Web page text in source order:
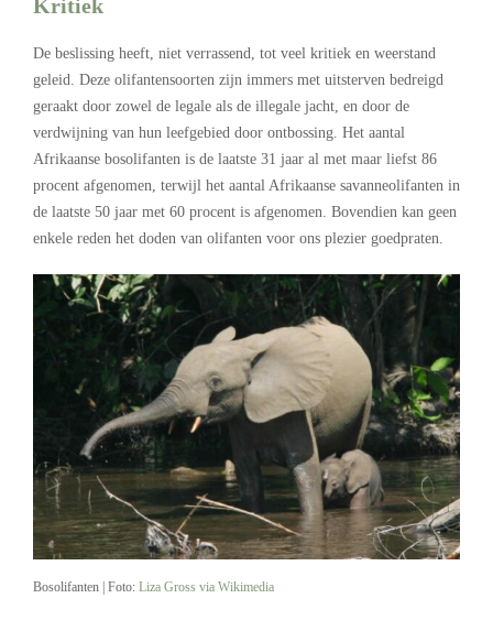
Kritiek
De beslissing heeft, niet verrassend, tot veel kritiek en weerstand
geleid. Deze olifantensoorten zijn immers met uitsterven bedreigd
geraakt door zowel de legale als de illegale jacht, en door de
verdwijning van hun leefgebied door ontbossing. Het aantal
Afrikaanse bosolifanten is de laatste 31 jaar al met maar liefst 86
procent afgenomen, terwijl het aantal Afrikaanse savanneolifanten in
de laatste 50 jaar met 60 procent is afgenomen. Bovendien kan geen
enkele reden het doden van olifanten voor ons plezier goedpraten.
Bosolifanten | Foto: Liza Gross via Wikimedia